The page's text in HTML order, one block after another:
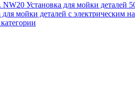
NW20 Установка для мойки деталей
для мойки деталей с электрическим